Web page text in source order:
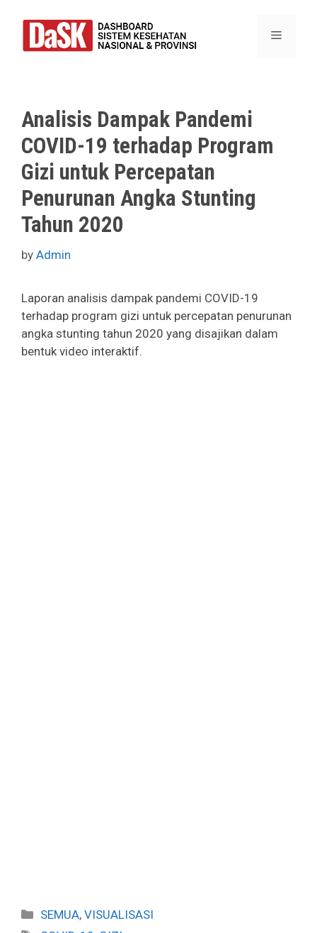
content
Menu
Analisis Dampak Pandemi
COVID-19 terhadap Program
Gizi untuk Percepatan
Penurunan Angka Stunting
Tahun 2020
by Admin
Laporan analisis dampak pandemi COVID-19
terhadap program gizi untuk percepatan penurunan
angka stunting tahun 2020 yang disajikan dalam
bentuk video interaktif.
Categories
SEMUA,VISUALISASI